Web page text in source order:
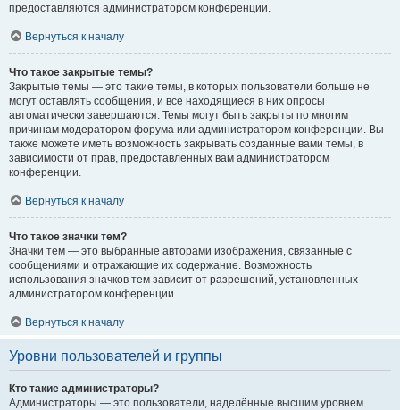
предоставляются администратором конференции.
Вернуться к началу
Что такое закрытые темы?
Закрытые темы — это такие темы, в которых пользователи больше не
могут оставлять сообщения, и все находящиеся в них опросы
автоматически завершаются. Темы могут быть закрыты по многим
причинам модератором форума или администратором конференции. Вы
также можете иметь возможность закрывать созданные вами темы, в
зависимости от прав, предоставленных вам администратором
конференции.
Вернуться к началу
Что такое значки тем?
Значки тем — это выбранные авторами изображения, связанные с
сообщениями и отражающие их содержание. Возможность
использования значков тем зависит от разрешений, установленных
администратором конференции.
Вернуться к началу
Уровни пользователей и группы
Кто такие администраторы?
Администраторы — это пользователи, наделённые высшим уровнем